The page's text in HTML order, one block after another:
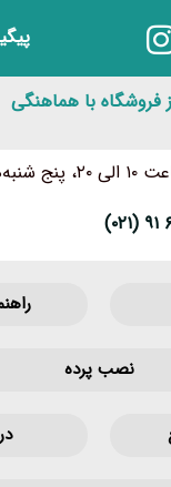
با هماهنگی
الی ۱۴
نصب پرده